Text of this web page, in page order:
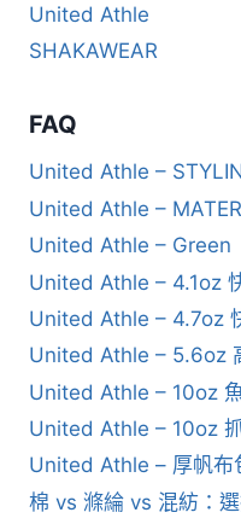
United Athle
SHAKAWEAR
FAQ
United Athle –
United Athle –
United Athle – Green
United Athle – 4.1oz
United Athle – 4.7oz
United Athle – 5.6oz
United Athle – 10oz
United Athle – 10oz
United Athle – 厚帆布
棉 vs 滌綸 vs 混紡：